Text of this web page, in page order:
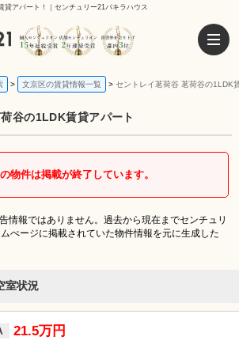
貸アパート！｜センチュリー21パキラハウス
文京区の賃貸情報一覧 セントレイ茗荷谷 茗荷谷の1LDK
谷の1LDK賃貸アパート
物件は掲載が終了しています。
情報ではありません。過去から現在までセンチュリ
ぺージに掲載されていた物件情報を元に生成した
室状況
21.5万円